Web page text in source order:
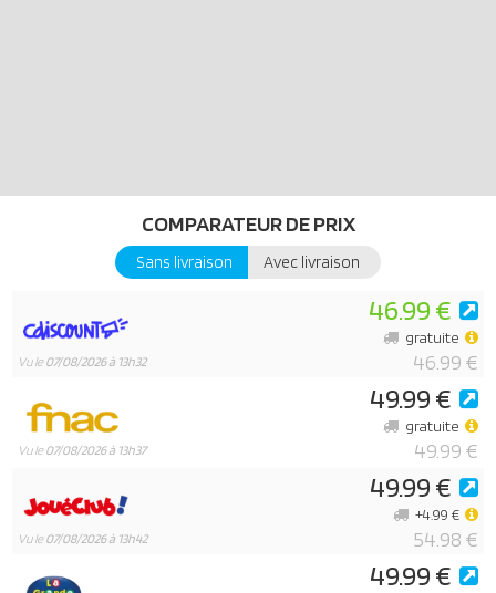
COMPARATEUR DE PRIX
Sans livraison Avec livraison
Vu le07/08/2026 à 13h32
46.99 €
46.99 €
gratuite
Vu le07/08/2026 à 13h37
49.99 €
49.99 €
gratuite
Vu le07/08/2026 à 13h42
49.99 €
54.98 €
+4.99 €
49.99 €